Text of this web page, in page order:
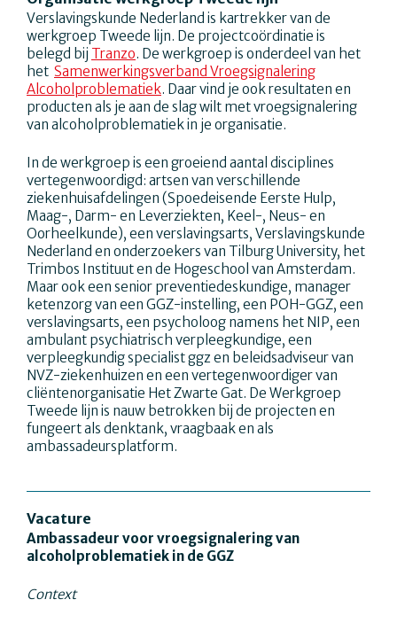
Verslavingskunde Nederland is kartrekker van de
werkgroep Tweede lijn. De projectcoördinatie is
belegd bij Tranzo. De werkgroep is onderdeel van het
het Samenwerkingsverband Vroegsignalering
Alcoholproblematiek. Daar vind je ook resultaten en
producten als je aan de slag wilt met vroegsignalering
van alcoholproblematiek in je organisatie.
In de werkgroep is een groeiend aantal disciplines
vertegenwoordigd: artsen van verschillende
ziekenhuisafdelingen (Spoedeisende Eerste Hulp,
Maag-, Darm- en Leverziekten, Keel-, Neus- en
Oorheelkunde), een verslavingsarts, Verslavingskunde
Nederland en onderzoekers van Tilburg University, het
Trimbos Instituut en de Hogeschool van Amsterdam.
Maar ook een senior preventiedeskundige, manager
ketenzorg van een GGZ-instelling, een POH-GGZ, een
verslavingsarts, een psycholoog namens het NIP, een
ambulant psychiatrisch verpleegkundige, een
verpleegkundig specialist ggz en beleidsadviseur van
NVZ-ziekenhuizen en een vertegenwoordiger van
cliëntenorganisatie Het Zwarte Gat. De Werkgroep
Tweede lijn is nauw betrokken bij de projecten en
fungeert als denktank, vraagbaak en als
ambassadeursplatform.
Vacature
Ambassadeur voor vroegsignalering van
alcoholproblematiek in de GGZ
Context